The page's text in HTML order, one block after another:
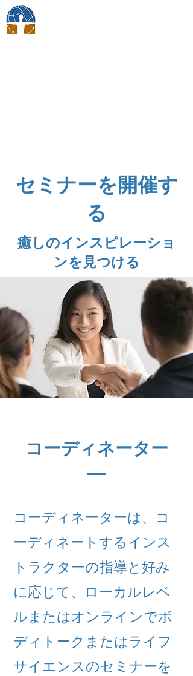
セミナーを開催す
る
癒しのインスピレーショ
ンを見つける
コーディネーター
コーディネーターは、コ
ーディネートするインス
トラクターの指導と好み
に応じて、ローカルレベ
ルまたはオンラインでボ
ディトークまたはライフ
サイエンスのセミナーを